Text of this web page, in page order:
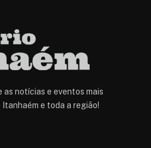
as notícias e eventos mais
e toda a região!